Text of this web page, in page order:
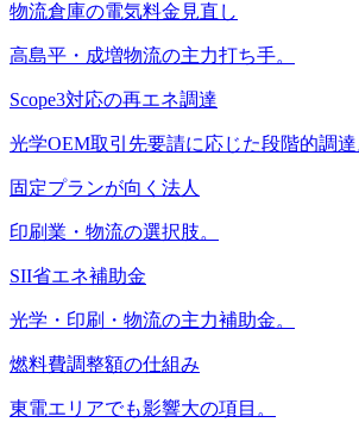
物流倉庫の電気料金見直し
高島平・成増物流の主力打ち手。
Scope3対応の再エネ調達
光学OEM取引先要請に応じた段階的調達
固定プランが向く法人
印刷業・物流の選択肢。
SII省エネ補助金
光学・印刷・物流の主力補助金。
燃料費調整額の仕組み
東電エリアでも影響大の項目。